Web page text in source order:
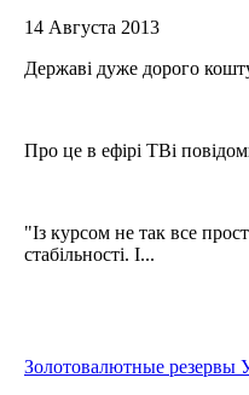
14 Августа 2013
Державі дуже дорого
Про це в ефірі ТВі
"Із курсом не так все
стабільності. І...
Золотовалютные резервы